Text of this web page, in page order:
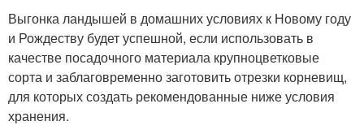
Выгонка ландышей в домашних условиях к Новому году
и Рождеству будет успешной, если использовать в
качестве посадочного материала крупноцветковые
сорта и заблаговременно заготовить отрезки корневищ,
для которых создать рекомендованные ниже условия
хранения.